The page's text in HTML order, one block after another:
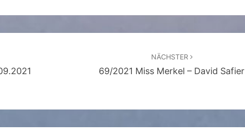
NÄCHSTER
69/2021 Miss Merkel – David Safier